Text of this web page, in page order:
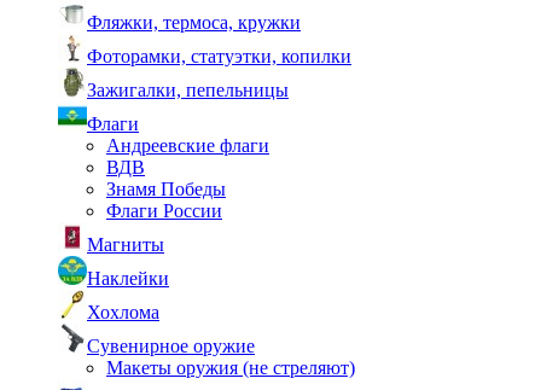
Фляжки, термоса, кружки
Фоторамки, статуэтки, копилки
Зажигалки, пепельницы
Флаги
Андреевские флаги
ВДВ
Знамя Победы
Флаги России
Магниты
Наклейки
Хохлома
Сувенирное оружие
Макеты оружия (не стреляют)